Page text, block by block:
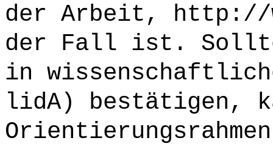
der Arbeit, http://
der Fall ist. Sollte
in
lidA) bestätigen,